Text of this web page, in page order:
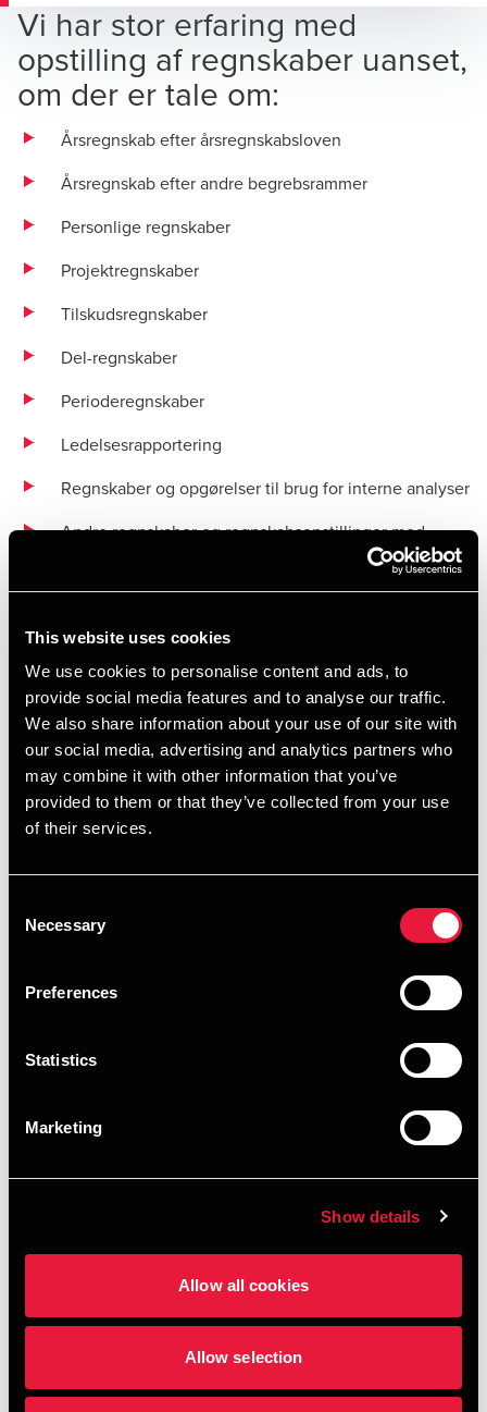
This website uses cookies
We use cookies to personalise content and ads, to
provide social media features and to analyse our traffic.
We also share information about your use of our site with
our social media, advertising and analytics partners who
may combine it with other information that you’ve
provided to them or that they’ve collected from your use
of their services.
Selection
Necessary
Preferences
Statistics
Marketing
Show details
Allow all cookies
Allow selection
Vi har stor erfaring med
opstilling af regnskaber uanset,
om der er tale om:
Årsregnskab efter årsregnskabsloven
Årsregnskab efter andre begrebsrammer
Personlige regnskaber
Projektregnskaber
Tilskudsregnskaber
Del-regnskaber
Perioderegnskaber
Ledelsesrapportering
Regnskaber og opgørelser til brug for interne analyser
Andre regnskaber og regnskabsopstillinger med
Osv.
Vi har erfaring med opstilling af
regnskaber for stort set alle
brancher herunder:
Handel, produktion og detail.
Servicevirksomheder som arkitekter, ingeniører,
andelsboligforeninger og boligforeninger mfl.
Landbrug og fiskeri